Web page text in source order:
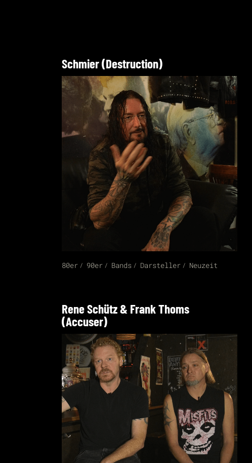
Schmier (Destruction)
80er 90er Bands Darsteller Neuzeit
Rene Schütz & Frank Thoms
(Accuser)